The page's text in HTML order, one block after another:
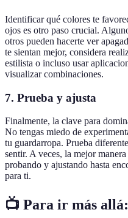
Identificar qué colores te
ojos es otro paso crucial.
otros pueden hacerte ver
te sientan mejor, considera
estilista o incluso usar
visualizar combinaciones.
7. Prueba y ajusta
Finalmente, la clave para
No tengas miedo de
tu guardarropa. Prueba
sentir. A veces, la mejor
probando y ajustando hasta
para ti.
📺 Para ir más allá: